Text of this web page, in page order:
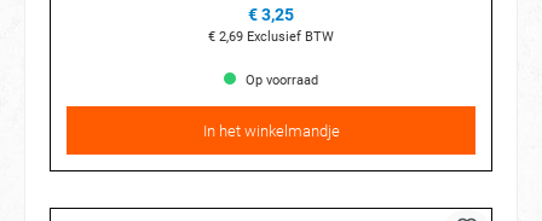
€ 3,25
€ 2,69 Exclusief BTW
Op voorraad
In het winkelmandje